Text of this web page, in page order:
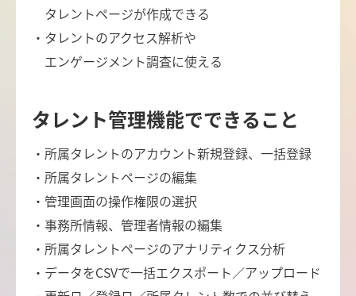
タレントページが作成できる
・タレントのアクセス解析や
エンゲージメント調査に使える
タレント管理機能でできること
・所属タレントのアカウント新規登録、一括登録
・所属タレントページの編集
・管理画面の操作権限の選択
・事務所情報、管理者情報の編集
・所属タレントページのアナリティクス分析
・データをCSVで一括エクスポート／アップロード